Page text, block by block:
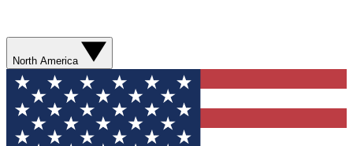
North America